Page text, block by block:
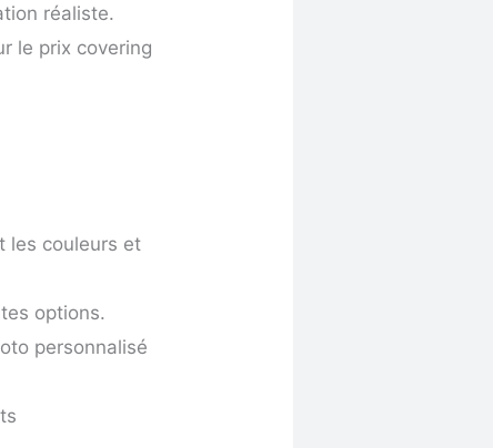
réaliste.
le prix covering
les couleurs et
options.
personnalisé